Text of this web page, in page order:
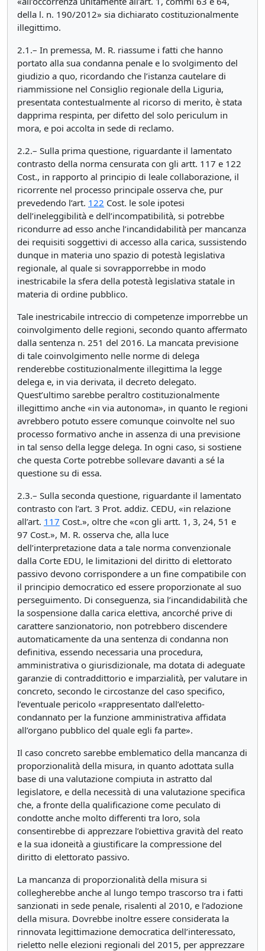
della l. n. 190/2012» sia dichiarato costituzionalmente
illegittimo.
2.1.– In premessa, M. R. riassume i fatti che hanno
portato alla sua condanna penale e lo svolgimento del
giudizio a quo, ricordando che l’istanza cautelare di
riammissione nel Consiglio regionale della Liguria,
presentata contestualmente al ricorso di merito, è stata
dapprima respinta, per difetto del solo periculum in
mora, e poi accolta in sede di reclamo.
2.2.– Sulla prima questione, riguardante il lamentato
contrasto della norma censurata con gli artt. 117 e 122
Cost., in rapporto al principio di leale collaborazione, il
ricorrente nel processo principale osserva che, pur
prevedendo l’art. 122 Cost. le sole ipotesi
dell’ineleggibilità e dell’incompatibilità, si potrebbe
ricondurre ad esso anche l’incandidabilità per mancanza
dei requisiti soggettivi di accesso alla carica, sussistendo
dunque in materia uno spazio di potestà legislativa
regionale, al quale si sovrapporrebbe in modo
inestricabile la sfera della potestà legislativa statale in
materia di ordine pubblico.
Tale inestricabile intreccio di competenze imporrebbe un
coinvolgimento delle regioni, secondo quanto affermato
dalla sentenza n. 251 del 2016. La mancata previsione
di tale coinvolgimento nelle norme di delega
renderebbe costituzionalmente illegittima la legge
delega e, in via derivata, il decreto delegato.
Quest’ultimo sarebbe peraltro costituzionalmente
illegittimo anche «in via autonoma», in quanto le regioni
avrebbero potuto essere comunque coinvolte nel suo
processo formativo anche in assenza di una previsione
in tal senso della legge delega. In ogni caso, si sostiene
che questa Corte potrebbe sollevare davanti a sé la
questione su di essa.
2.3.– Sulla seconda questione, riguardante il lamentato
contrasto con l’art. 3 Prot. addiz. CEDU, «in relazione
all’art. 117 Cost.», oltre che «con gli artt. 1, 3, 24, 51 e
97 Cost.», M. R. osserva che, alla luce
dell’interpretazione data a tale norma convenzionale
dalla Corte EDU, le limitazioni del diritto di elettorato
passivo devono corrispondere a un fine compatibile con
il principio democratico ed essere proporzionate al suo
perseguimento. Di conseguenza, sia l’incandidabilità che
la sospensione dalla carica elettiva, ancorché prive di
carattere sanzionatorio, non potrebbero discendere
automaticamente da una sentenza di condanna non
definitiva, essendo necessaria una procedura,
amministrativa o giurisdizionale, ma dotata di adeguate
garanzie di contraddittorio e imparzialità, per valutare in
concreto, secondo le circostanze del caso specifico,
l’eventuale pericolo «rappresentato dall’eletto-
condannato per la funzione amministrativa affidata
all’organo pubblico del quale egli fa parte».
Il caso concreto sarebbe emblematico della mancanza di
proporzionalità della misura, in quanto adottata sulla
base di una valutazione compiuta in astratto dal
legislatore, e della necessità di una valutazione specifica
che, a fronte della qualificazione come peculato di
condotte anche molto differenti tra loro, sola
consentirebbe di apprezzare l’obiettiva gravità del reato
e la sua idoneità a giustificare la compressione del
diritto di elettorato passivo.
La mancanza di proporzionalità della misura si
collegherebbe anche al lungo tempo trascorso tra i fatti
sanzionati in sede penale, risalenti al 2010, e l’adozione
della misura. Dovrebbe inoltre essere considerata la
rinnovata legittimazione democratica dell’interessato,
rieletto nelle elezioni regionali del 2015, per apprezzare